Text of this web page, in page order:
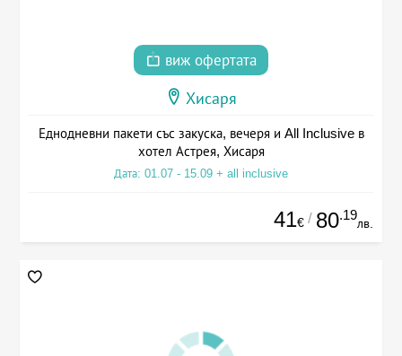
виж офертата
Хисаря
Еднодневни пакети със закуска, вечеря и All Inclusive в
хотел Астрея, Хисаря
Дата: 01.07 - 15.09 + all inclusive
41€ / 80.19
лв.